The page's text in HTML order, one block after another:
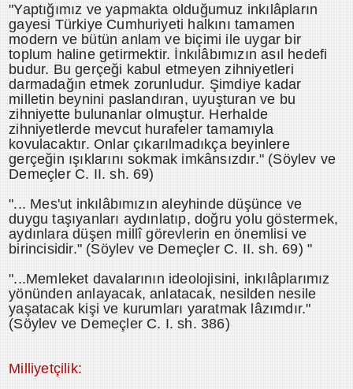
"Yaptığımız ve yapmakta olduğumuz inkılâpların
gayesi Türkiye Cumhuriyeti halkını tamamen
modern ve bütün anlam ve biçimi ile uygar bir
toplum haline getirmektir. İnkılâbımızın asıl hedefi
budur. Bu gerçeği kabul etmeyen zihniyetleri
darmadağın etmek zorunludur. Şimdiye kadar
milletin beynini paslandıran, uyuşturan ve bu
zihniyette bulunanlar olmuştur. Herhalde
zihniyetlerde mevcut hurafeler tamamıyla
kovulacaktır. Onlar çıkarılmadıkça beyinlere
gerçeğin ışıklarını sokmak imkânsızdır." (Söylev ve
Demeçler C. II. sh. 69)
"... Mes'ut inkılâbımızın aleyhinde düşünce ve
duygu taşıyanları aydınlatıp, doğru yolu göstermek,
aydınlara düşen millî görevlerin en önemlisi ve
birincisidir." (Söylev ve Demeçler C. II. sh. 69) "
"...Memleket davalarının ideolojisini, inkılâplarımız
yönünden anlayacak, anlatacak, nesilden nesile
yaşatacak kişi ve kurumları yaratmak lâzımdır."
(Söylev ve Demeçler C. I. sh. 386)
Milliyetçilik: